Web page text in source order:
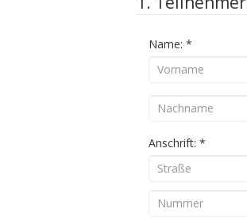
Name: *
Anschrift: *